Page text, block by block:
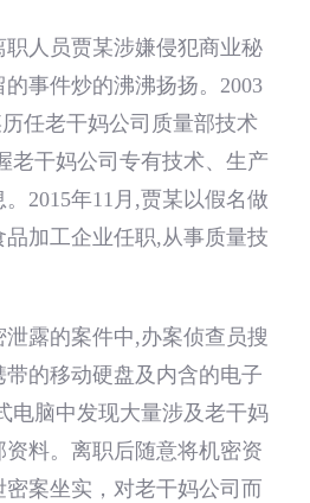
人员贾某涉嫌侵犯商业秘
事件炒的沸沸扬扬。2003
任老干妈公司质量部技术
老干妈公司专有技术、生产
2015年11月,贾某以假名做
加工企业任职,从事质量技
露的案件中,办案侦查员搜
的移动硬盘及内含的电子
电脑中发现大量涉及老干妈
料。离职后随意将机密资
案坐实，对老干妈公司而